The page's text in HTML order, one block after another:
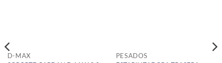
D-MAX
PESADOS